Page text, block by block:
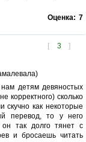
Оценка: 7
[ 3 ]
детям девяностых
корректного) сколько
скучно как некоторые
перевод, то у него
так долго тянет с
и бросаешь читать